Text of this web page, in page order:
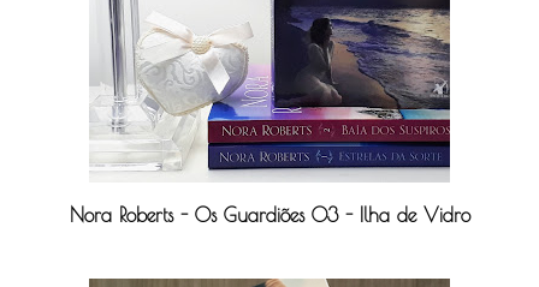
Nora Roberts - Os Guardiões 03 - Ilha de Vidro